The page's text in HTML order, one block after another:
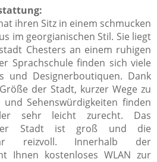
ihren Sitz in einem schmucken
im georgianischen Stil. Sie liegt
Chesters an einem ruhigen
Sprachschule finden sich viele
und Designerboutiquen. Dank
der Stadt, kurzer Wege zu
Sehenswürdigkeiten finden
sehr leicht zurecht. Das
Stadt ist groß und die
reizvoll. Innerhalb der
Ihnen kostenloses WLAN zur